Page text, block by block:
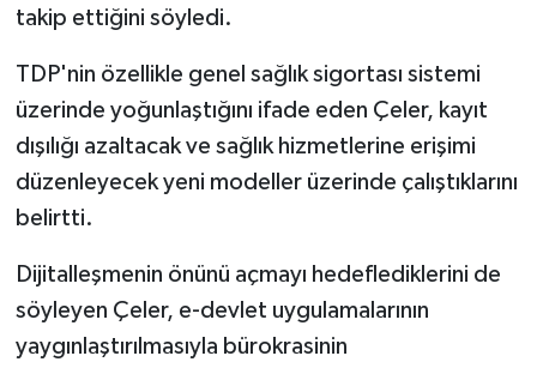
takip ettiğini söyledi.
TDP'nin özellikle genel sağlık sigortası sistemi
üzerinde yoğunlaştığını ifade eden Çeler, kayıt
dışılığı azaltacak ve sağlık hizmetlerine erişimi
düzenleyecek yeni modeller üzerinde çalıştıklarını
belirtti.
Dijitalleşmenin önünü açmayı hedeflediklerini de
söyleyen Çeler, e-devlet uygulamalarının
yaygınlaştırılmasıyla bürokrasinin